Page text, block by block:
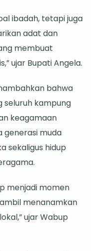
ibadah, tetapi juga
adat dan
membuat
ujar Bupati Angela.
bahwa
kampung
keagamaan
generasi muda
sekaligus hidup
menjadi momen
menanamkan
ujar Wabup